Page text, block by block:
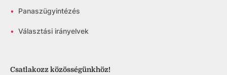
• Panaszügyintézés
• Választási irányelvek
Csatlakozz közösségünkhöz!